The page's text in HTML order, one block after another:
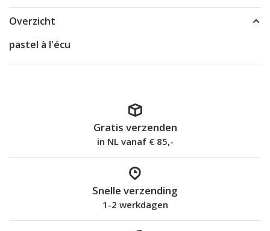
Overzicht
pastel à l'écu
Gratis verzenden
in NL vanaf € 85,-
Snelle verzending
1-2 werkdagen